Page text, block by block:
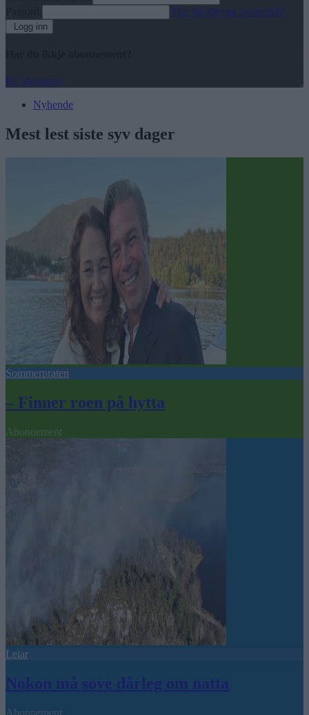
Har du gløymt passordet?
Logg inn
Bli abonnent
Nyhende
Mest lest siste syv dager
Sommerpraten
– Finner roen på hytta
Abonnement
Leiar
Nokon må sove dårleg om natta
Abonnement